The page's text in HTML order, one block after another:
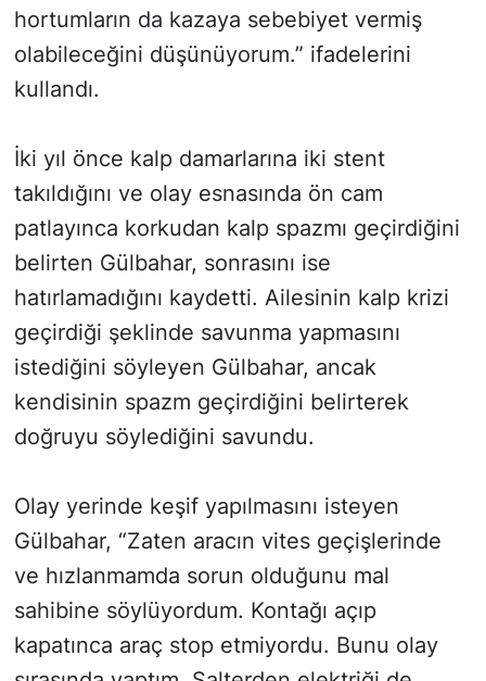
hortumların da kazaya sebebiyet vermiş
olabileceğini düşünüyorum.” ifadelerini
kullandı.
İki yıl önce kalp damarlarına iki stent
takıldığını ve olay esnasında ön cam
patlayınca korkudan kalp spazmı geçirdiğini
belirten Gülbahar, sonrasını ise
hatırlamadığını kaydetti. Ailesinin kalp krizi
geçirdiği şeklinde savunma yapmasını
istediğini söyleyen Gülbahar, ancak
kendisinin spazm geçirdiğini belirterek
doğruyu söylediğini savundu.
Olay yerinde keşif yapılmasını isteyen
Gülbahar, “Zaten aracın vites geçişlerinde
ve hızlanmamda sorun olduğunu mal
sahibine söylüyordum. Kontağı açıp
kapatınca araç stop etmiyordu. Bunu olay